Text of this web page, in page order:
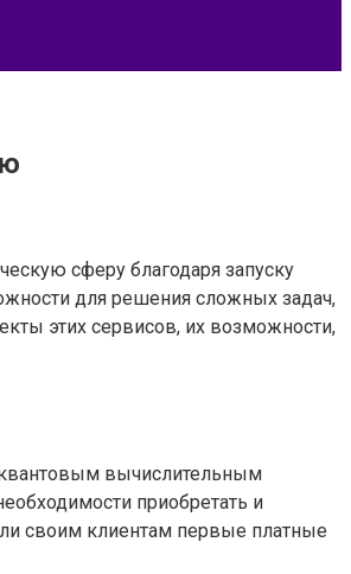
сферу благодаря запуску
для решения сложных задач,
этих сервисов, их возможности,
вычислительным
приобретать и
своим клиентам первые платные